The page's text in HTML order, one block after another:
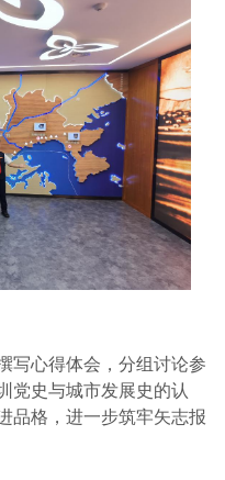
写心得体会，分组讨论参
党史与城市发展史的认
品格，进一步筑牢矢志报